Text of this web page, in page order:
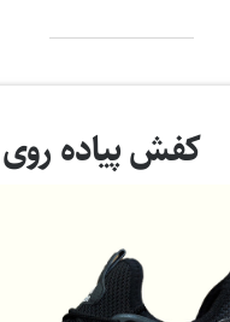
کفش پیاده روی